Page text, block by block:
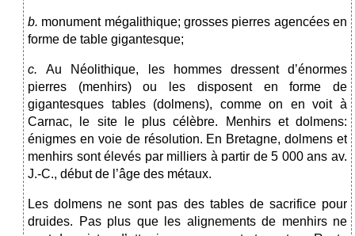
b. monument mégalithique; grosses pierres agencées en
forme de table gigantesque;
c.Au
Néolithique, les hommes dressent d’énormes
pierres (menhirs) ou les disposent en forme de
gigantesques tables (dolmens), comme on en voit à
Carnac, le site le plus célèbre.
Menhirs et dolmens:
énigmes en voie de résolution. En Bretagne, dolmens et
menhirs sont élevés par milliers à partir de 5 000 ans av.
J.-C., début de l’âge des métaux.
Les dolmens ne sont pas des tables de sacrifice pour
druides. Pas plus que les alignements de menhirs ne